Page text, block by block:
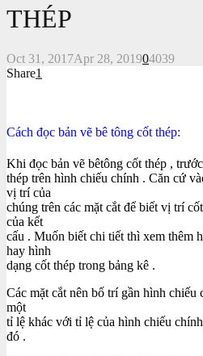
THÉP
Oct 31, 2017Apr 28, 201904039
Share1
Cách đọc bản vẽ bê tông cốt thép:
Khi đọc bản vẽ bêtông cốt thép ,
thép trên hình chiếu chính . Căn cứ
vị trí của
chúng trên các mặt cắt để biết vị trí
của kết
cấu . Muốn biết chi tiết thì xem thêm
hay hình
dạng cốt thép trong bảng kê .
Các mặt cắt nên bố trí gần hình chiếu
một
tỉ lệ khác với tỉ lệ của hình chiếu
đó .